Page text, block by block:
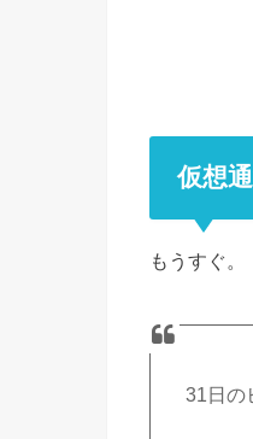
仮想
もうすぐ。
31日の